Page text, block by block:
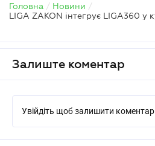
Головна / Новини /
Залиште коментар
Увійдіть щоб залишити коментар